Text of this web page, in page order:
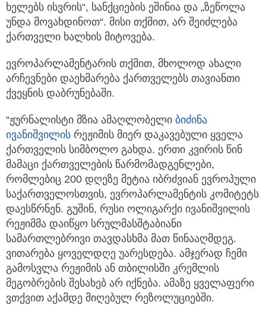
ხელებს ისვრის“, სანქციების ეშინია და „ზეწოლა
უნდა მოვახდინოთ“. მისი თქმით, არ შეიძლება
ქართველი ხალხის მიტოვება.
ევროპარლამენტარის თქმით, მხოლოდ ახალი
არჩევნები დაეხმარება ქართველებს თავიანთი
ქვეყნის დაბრუნებაში.
“ჟურნალისტი მზია ამაღლობელი ბიძინა
ივანიშვილის რეჟიმის მიერ დაკავებული ყველა
ქართველის სიმბოლო გახდა. ერთი კვირის წინ
მამაცი ქართველების წარმომადგენლები,
რომლებიც 200 დღეზე მეტია იბრძვიან ევროპული
საქართველოსთვის, ევროპარლამენტის კომიტეტს
დაესწრნენ. გუშინ, რუსი ოლიგარქი ივანიშვილის
რეჟიმმა დაიწყო სრულმასშტაბიანი
სამართლებრივი თავდასხმა მათ წინააღმდეგ.
ვითარება ყოველდღე უარესდება. ამჯერად ჩემი
გამოსვლა რეჟიმის ან თბილისში კრემლის
მეგობრების შესახებ არ იქნება. ამაზე ყველაფერი
ვთქვით აქამდე მიღებულ რეზოლუციებში.